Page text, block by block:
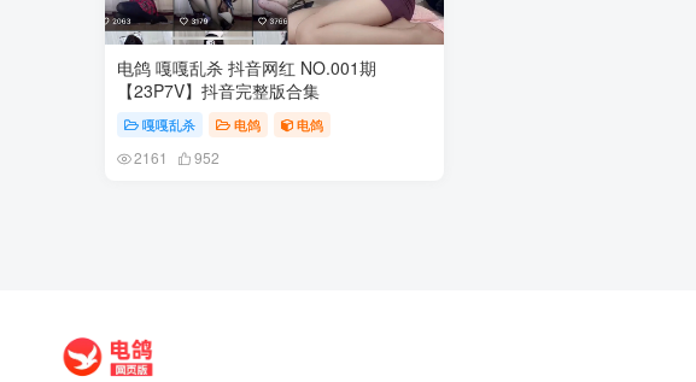
电鸽 嘎嘎乱杀 抖音网红 NO.001期
【23P7V】抖音完整版合集
嘎嘎乱杀 电鸽 电鸽
2161 952